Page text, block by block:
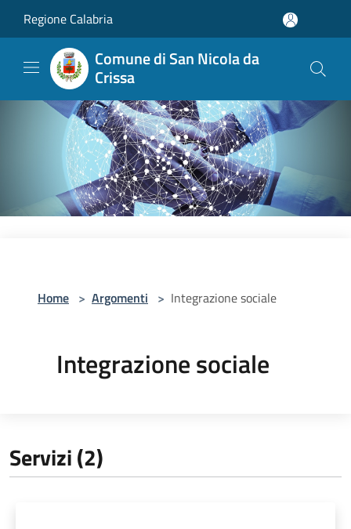
Regione Calabria
Comune di San Nicola da
Crissa
Home > Argomenti > Integrazione sociale
Integrazione sociale
Servizi (2)